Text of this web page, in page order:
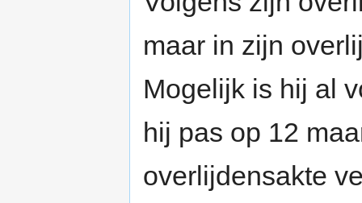
maar in zijn
Mogelijk is hij al
hij pas op 12
overlijdensakte